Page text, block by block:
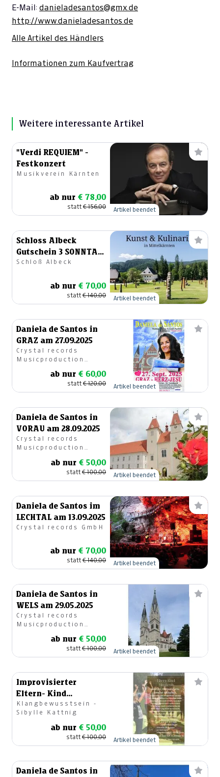
E-Mail: danieladesantos@gmx.de
http://www.danieladesantos.de
Alle Artikel des Händlers
Informationen zum Kaufvertrag
Weitere interessante Artikel
"Verdi REQUIEM" -
Festkonzert
Musikverein Kärnten
ab nur € 78,00
statt€ 156,00 Artikel beendet
Schloss Albeck
Gutschein 3 SONNTAG
SCHLOSSKONZERTE
Schloß Albeck
ab nur € 70,00
statt€ 140,00 Artikel beendet
Daniela de Santos in
GRAZ am 27.09.2025
Crystal records
Musicproduction
ab nur € 60,00
statt€ 120,00 Artikel beendet
Daniela de Santos in
VORAU am 28.09.2025
Crystal records
Musicproduction
ab nur € 50,00
statt€ 100,00 Artikel beendet
Daniela de Santos im
LECHTAL am 13.09.2025
Crystal records GmbH
ab nur € 70,00
statt€ 140,00 Artikel beendet
Daniela de Santos in
WELS am 29.05.2025
Crystal records
Musicproduction
ab nur € 50,00
statt€ 100,00 Artikel beendet
Improvisierter
Eltern- Kind
Singkreis
Klangbewusstsein -
Sibylle Kattnig
ab nur € 50,00
statt€ 100,00 Artikel beendet
Daniela de Santos in